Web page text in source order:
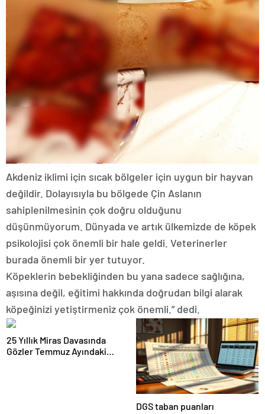
Akdeniz iklimi için sıcak bölgeler için uygun bir hayvan
değildir. Dolayısıyla bu bölgede Çin Aslanın
sahiplenilmesinin çok doğru olduğunu
düşünmüyorum. Dünyada ve artık ülkemizde de köpek
psikolojisi çok önemli bir hale geldi. Veterinerler
burada önemli bir yer tutuyor.
Köpeklerin bebekliğinden bu yana sadece sağlığına,
aşısına değil, eğitimi hakkında doğrudan bilgi alarak
köpeğinizi yetiştirmeniz çok önemli.” dedi.
25 Yıllık Miras Davasında
Gözler Temmuz Ayındaki
DGS taban puanları